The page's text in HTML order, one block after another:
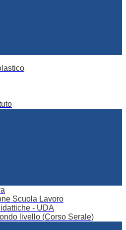
Scuola Lavoro
- UDA
livello (Corso Serale)